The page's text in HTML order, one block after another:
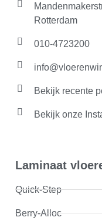
Rotterdam
010-4723200
Bekijk recente
Bekijk onze
Laminaat
Quick-Step
Berry-Alloc